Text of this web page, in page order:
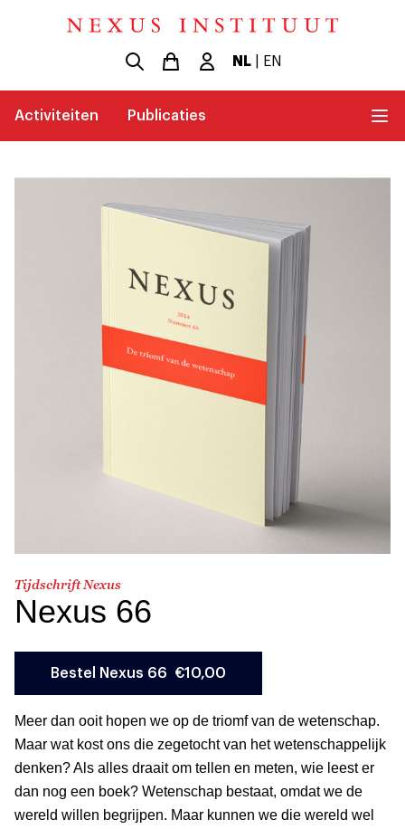
NL| EN
Activiteiten Publicaties
Tijdschrift Nexus
Nexus 66
Meer dan ooit hopen we op de triomf van de wetenschap.
Maar wat kost ons die zegetocht van het wetenschappelijk
denken? Als alles draait om tellen en meten, wie leest er
dan nog een boek? Wetenschap bestaat, omdat we de
wereld willen begrijpen. Maar kunnen we die wereld wel